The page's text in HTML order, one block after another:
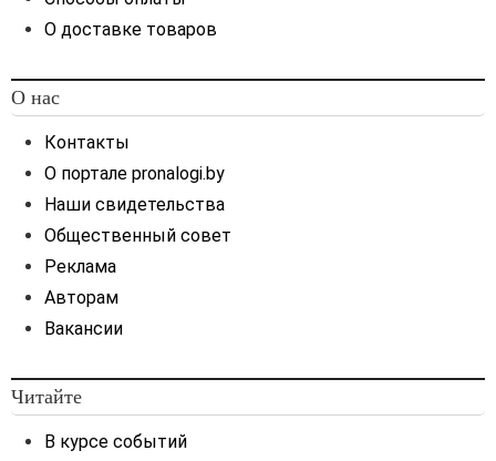
О доставке товаров
О нас
Контакты
О портале pronalogi.by
Наши свидетельства
Общественный совет
Реклама
Авторам
Вакансии
Читайте
В курсе событий